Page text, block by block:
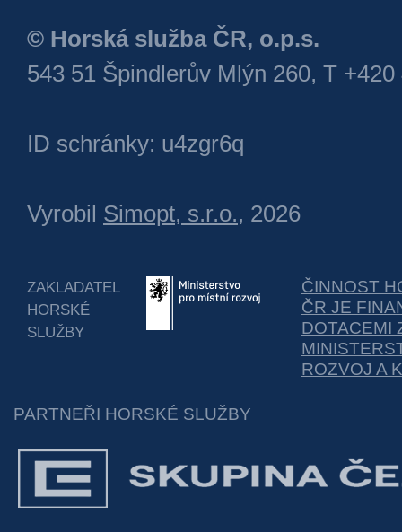
© Horská služba ČR, o.p.s.
543 51 Špindlerův Mlýn 260, T +420
ID schránky: u4zgr6q
Vyrobil Simopt, s.r.o., 2026
ZAKLADATEL
HORSKÉ
SLUŽBY
ČINNOST
ČR JE
DOTACEMI
ROZVOJ A
PARTNEŘI HORSKÉ SLUŽBY